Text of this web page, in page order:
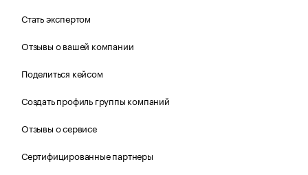
Стать экспертом
Отзывы о вашей компании
Поделиться кейсом
Создать профиль группы компаний
Отзывы о сервисе
Сертифицированные партнеры